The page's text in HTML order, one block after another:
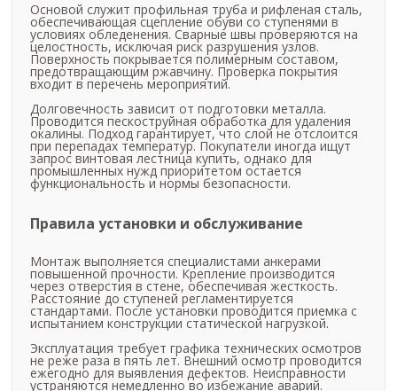
Основой служит профильная труба и рифленая сталь,
обеспечивающая сцепление обуви со ступенями в
условиях обледенения. Сварные швы проверяются на
целостность, исключая риск разрушения узлов.
Поверхность покрывается полимерным составом,
предотвращающим ржавчину. Проверка покрытия
входит в перечень мероприятий.
Долговечность зависит от подготовки металла.
Проводится пескоструйная обработка для удаления
окалины. Подход гарантирует, что слой не отслоится
при перепадах температур. Покупатели иногда ищут
запрос винтовая лестница купить, однако для
промышленных нужд приоритетом остается
функциональность и нормы безопасности.
Правила установки и обслуживание
Монтаж выполняется специалистами анкерами
повышенной прочности. Крепление производится
через отверстия в стене, обеспечивая жесткость.
Расстояние до ступеней регламентируется
стандартами. После установки проводится приемка с
испытанием конструкции статической нагрузкой.
Эксплуатация требует графика технических осмотров
не реже раза в пять лет. Внешний осмотр проводится
ежегодно для выявления дефектов. Неисправности
устраняются немедленно во избежание аварий.